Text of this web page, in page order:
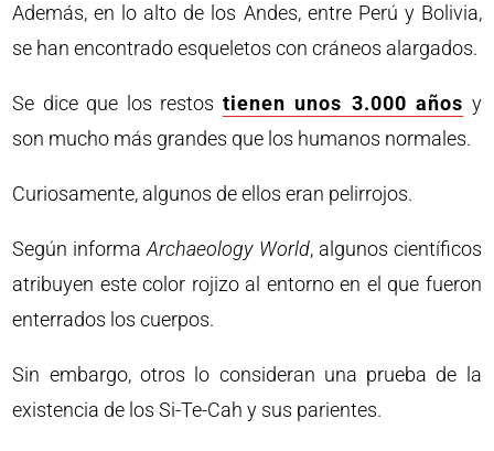
Además, en lo alto de los Andes, entre Perú y Bolivia,
se han encontrado esqueletos con cráneos alargados.
Se dice que los restos tienen unos 3.000 años y
son mucho más grandes que los humanos normales.
Curiosamente, algunos de ellos eran pelirrojos.
Según informaArchaeology World, algunos científicos
atribuyen este color rojizo al entorno en el que fueron
enterrados los cuerpos.
Sin embargo, otros lo consideran una prueba de la
existencia de los Si-Te-Cah y sus parientes.